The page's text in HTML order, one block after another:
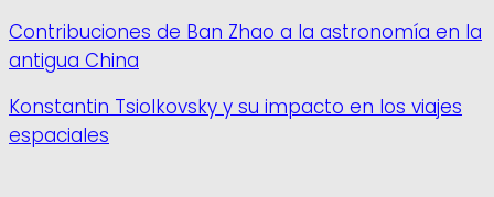
Contribuciones de Ban Zhao a la astronomía en la
antigua China
Konstantin Tsiolkovsky y su impacto en los viajes
espaciales